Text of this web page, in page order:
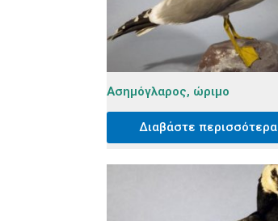
Ασημόγλαρος, ώριμο
Διαβάστε περισσότερα